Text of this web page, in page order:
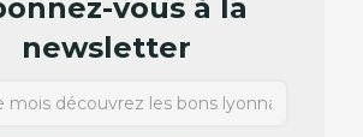
vous à la
newsletter